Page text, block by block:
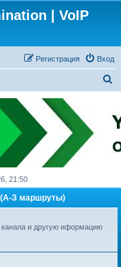
| VoIP
Вход
Регистрация
с
к
21:50
(А-З маршруты)
и другую иформацию